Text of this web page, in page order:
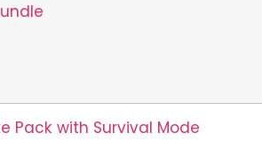
Pack with Survival Mode